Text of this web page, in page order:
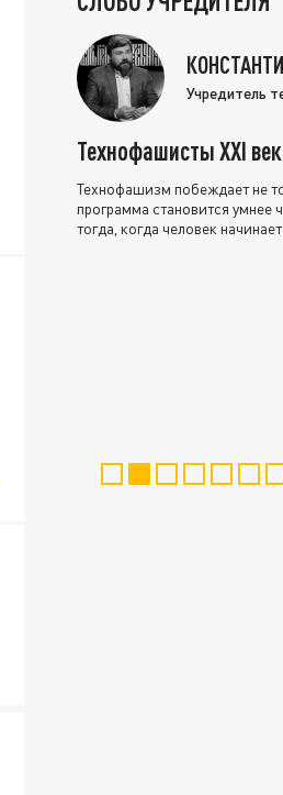
Учредитель
Технофашисты XXI
Технофашизм побеждает не
программа становится умнее
тогда, когда человек